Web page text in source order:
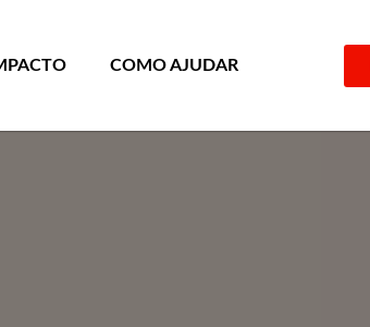
COMO AJUDAR